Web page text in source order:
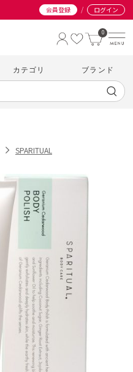
会員登録 / ログイン
0
カテゴリ ブランド
SPARITUAL